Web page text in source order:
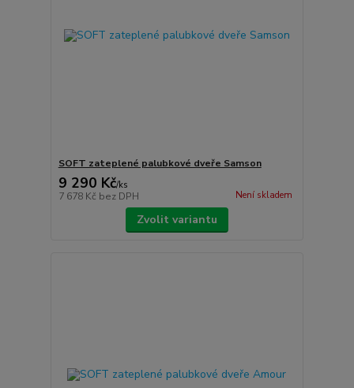
SOFT zateplené palubkové dveře Samson
9 290 Kč/ks
7 678 Kč bez DPH Není skladem
Zvolit variantu